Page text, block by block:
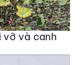
vỡ và canh